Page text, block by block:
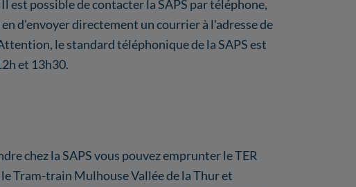
est possible de contacter la SAPS par téléphone,
d'envoyer directement un courrier à l'adresse de
le standard téléphonique de la SAPS est
et 13h30.
chez la SAPS vous pouvez emprunter le TER
Tram-train Mulhouse Vallée de la Thur et